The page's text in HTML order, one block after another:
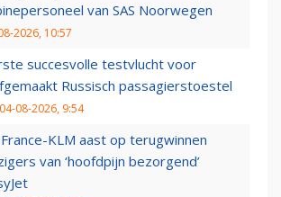
van SAS Noorwegen
2026, 10:57
succesvolle testvlucht voor
Russisch passagierstoestel
04-08-2026, 9:54
KLM aast op terugwinnen
van ‘hoofdpijn bezorgend’